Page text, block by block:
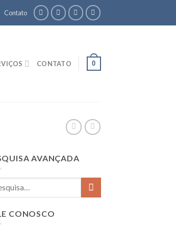
Contato
CONTATO 0
AVANÇADA
CONOSCO